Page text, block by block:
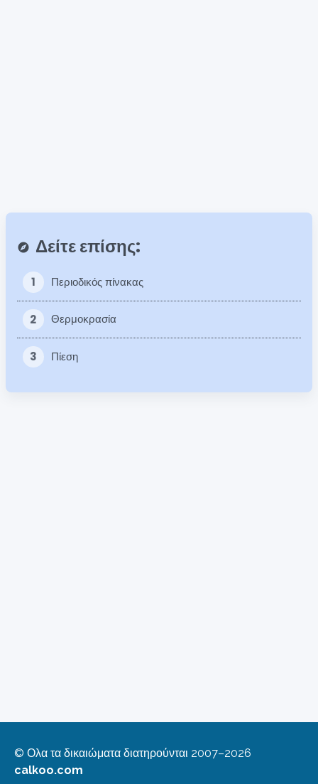
explore Δείτε επίσης:
1 Περιοδικός πίνακας
2 Θερμοκρασία
3 Πίεση
© Ολα τα δικαιώματα διατηρούνται 2007–2026
calkoo.com